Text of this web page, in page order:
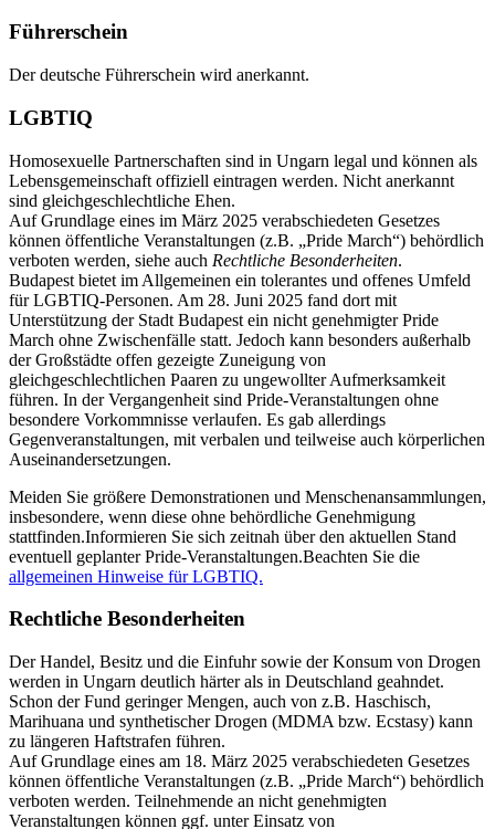
Führerschein
Der deutsche Führerschein wird anerkannt.
LGBTIQ
Homosexuelle Partnerschaften sind in Ungarn legal und können als
Lebensgemeinschaft offiziell eintragen werden. Nicht anerkannt
sind gleichgeschlechtliche Ehen.
Auf Grundlage eines im März 2025 verabschiedeten Gesetzes
können öffentliche Veranstaltungen (z.B. „Pride March“) behördlich
verboten werden, siehe auch Rechtliche Besonderheiten.
Budapest bietet im Allgemeinen ein tolerantes und offenes Umfeld
für LGBTIQ-Personen. Am 28. Juni 2025 fand dort mit
Unterstützung der Stadt Budapest ein nicht genehmigter Pride
March ohne Zwischenfälle statt. Jedoch kann besonders außerhalb
der Großstädte offen gezeigte Zuneigung von
gleichgeschlechtlichen Paaren zu ungewollter Aufmerksamkeit
führen. In der Vergangenheit sind Pride-Veranstaltungen ohne
besondere Vorkommnisse verlaufen. Es gab allerdings
Gegenveranstaltungen, mit verbalen und teilweise auch körperlichen
Auseinandersetzungen.
Meiden Sie größere Demonstrationen und Menschenansammlungen,
insbesondere, wenn diese ohne behördliche Genehmigung
stattfinden.Informieren Sie sich zeitnah über den aktuellen Stand
eventuell geplanter Pride-Veranstaltungen.Beachten Sie die
allgemeinen Hinweise für LGBTIQ.
Rechtliche Besonderheiten
Der Handel, Besitz und die Einfuhr sowie der Konsum von Drogen
werden in Ungarn deutlich härter als in Deutschland geahndet.
Schon der Fund geringer Mengen, auch von z.B. Haschisch,
Marihuana und synthetischer Drogen (MDMA bzw. Ecstasy) kann
zu längeren Haftstrafen führen.
Auf Grundlage eines am 18. März 2025 verabschiedeten Gesetzes
können öffentliche Veranstaltungen (z.B. „Pride March“) behördlich
verboten werden. Teilnehmende an nicht genehmigten
Veranstaltungen können ggf. unter Einsatz von